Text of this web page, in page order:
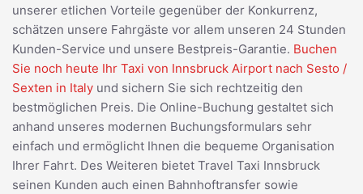
unserer etlichen Vorteile gegenüber der Konkurrenz,
schätzen unsere Fahrgäste vor allem unseren 24 Stunden
Kunden-Service und unsere Bestpreis-Garantie. Buchen
Sie noch heute Ihr Taxi von Innsbruck Airport nach Sesto /
Sexten in Italy und sichern Sie sich rechtzeitig den
bestmöglichen Preis. Die Online-Buchung gestaltet sich
anhand unseres modernen Buchungsformulars sehr
einfach und ermöglicht Ihnen die bequeme Organisation
Ihrer Fahrt. Des Weiteren bietet Travel Taxi Innsbruck
seinen Kunden auch einen Bahnhoftransfer sowie